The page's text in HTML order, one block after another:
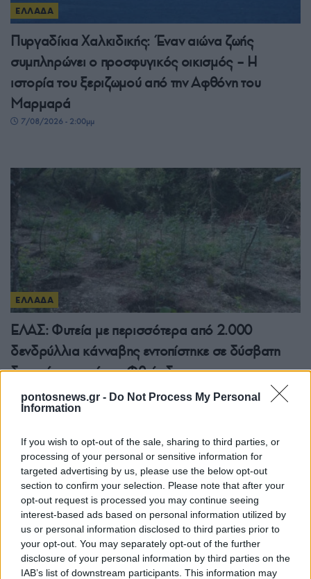
pontosnews.gr - Do Not Process My Personal
Information
If you wish to opt-out of the sale, sharing to third parties, or
processing of your personal or sensitive information for
targeted advertising by us, please use the below opt-out
section to confirm your selection. Please note that after your
opt-out request is processed you may continue seeing
interest-based ads based on personal information utilized by
us or personal information disclosed to third parties prior to
your opt-out. You may separately opt-out of the further
disclosure of your personal information by third parties on the
IAB’s list of downstream participants. This information may
ΕΛΛΑΔΑ
Πυργαδίκια Χαλκιδικής: Έναν αιώνα ζωής
συμπληρώνει ο προσφυγικός οικισμός – Η
ιστορία του ξεριζωμού από την Αφθόνη του
Μαρμαρά
7/08/2026 - 2:00μμ
ΕΛΛΑΔΑ
ΕΛΑΣ: Φυτεία με περισσότερα από 2.000
δενδρύλλια κάνναβης εντοπίστηκε σε δύσβατη
δασική περιοχή στη Φθιώτιδα
ΕΛΛΑΔΑ